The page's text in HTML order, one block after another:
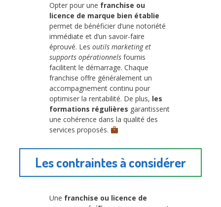
Opter pour une franchise ou
licence de marque bien établie
permet de bénéficier d’une notoriété
immédiate et d’un savoir-faire
éprouvé. Les outils marketing et
supports opérationnels fournis
facilitent le démarrage. Chaque
franchise offre généralement un
accompagnement continu pour
optimiser la rentabilité. De plus, les
formations régulières garantissent
une cohérence dans la qualité des
services proposés.
Les contraintes à considérer
Une franchise ou licence de